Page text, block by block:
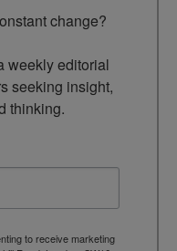
change?
weekly editorial
seeking insight,
thinking.
to receive marketing